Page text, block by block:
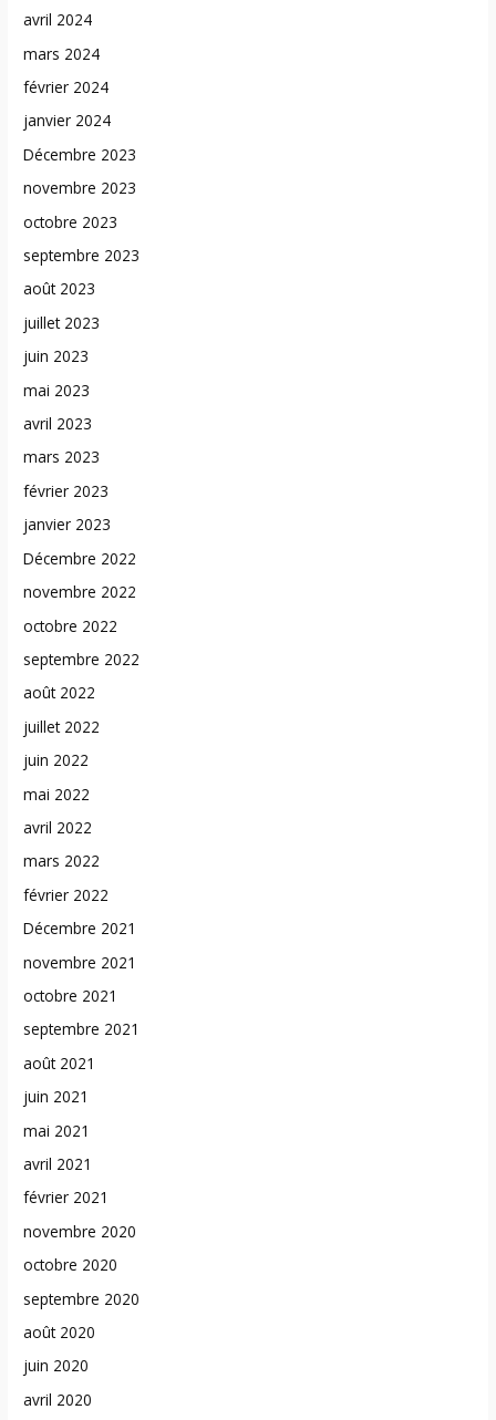
avril 2024
mars 2024
février 2024
janvier 2024
Décembre 2023
novembre 2023
octobre 2023
septembre 2023
août 2023
juillet 2023
juin 2023
mai 2023
avril 2023
mars 2023
février 2023
janvier 2023
Décembre 2022
novembre 2022
octobre 2022
septembre 2022
août 2022
juillet 2022
juin 2022
mai 2022
avril 2022
mars 2022
février 2022
Décembre 2021
novembre 2021
octobre 2021
septembre 2021
août 2021
juin 2021
mai 2021
avril 2021
février 2021
novembre 2020
octobre 2020
septembre 2020
août 2020
juin 2020
avril 2020